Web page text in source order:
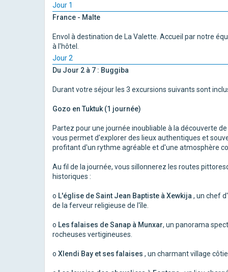
Jour 1
France - Malte
Envol à destination de La Valette. Accueil par notre
à l'hôtel.
Jour 2
Du Jour 2 à 7 : Buggiba
Durant votre séjour les 3 excursions suivants sont
Gozo en Tuktuk (1 journée)
Partez pour une journée inoubliable à la découverte
vous permet d'explorer des lieux authentiques et
profitant d'un rythme agréable et d'une atmosphère
Au fil de la journée, vous sillonnerez les routes
historiques :
o L'église de Saint Jean Baptiste à Xewkija, un chef
de la ferveur religieuse de l'île.
o Les falaises de Sanap à Munxar, un panorama
rocheuses vertigineuses.
o Xlendi Bay et ses falaises , un charmant village